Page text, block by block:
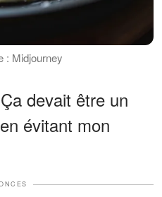
: Midjourney
devait être un
évitant mon